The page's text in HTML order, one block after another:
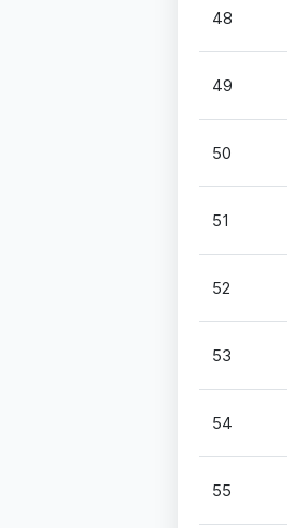
48
49
50
51
52
53
54
55